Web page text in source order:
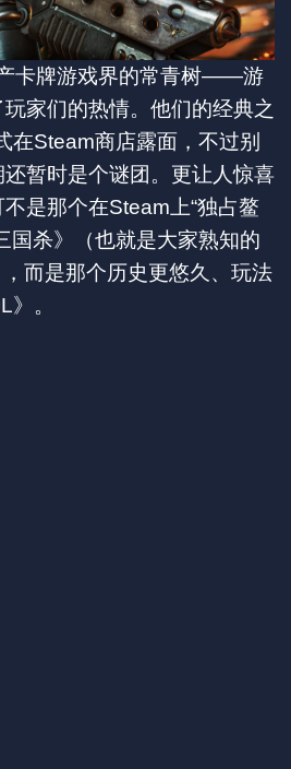
卡牌游戏界的常青树——游
家们的热情。他们的经典之
在Steam商店露面，不过别
暂时是个谜团。更让人惊喜
是那个在Steam上“独占鳌
国杀》（也就是大家熟知的
，而是那个历史更悠久、玩法
。